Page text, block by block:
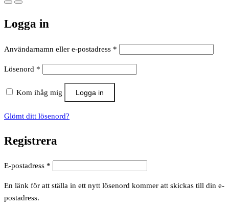
Logga in
Användarnamn eller e-postadress *
Lösenord *
Kom ihåg mig Logga in
Glömt ditt lösenord?
Registrera
E-postadress *
En länk för att ställa in ett nytt lösenord kommer att skickas till din e-
postadress.